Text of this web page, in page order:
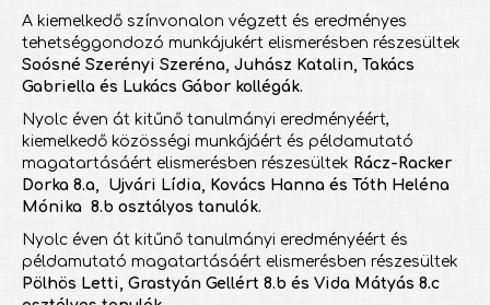
A kiemelkedő színvonalon végzett és eredményes
tehetséggondozó munkájukért elismerésben részesültek
Soósné Szerényi Szeréna, Juhász Katalin, Takács
Gabriella és Lukács Gábor kollégák.
Nyolc éven át kitűnő tanulmányi eredményéért,
kiemelkedő közösségi munkájáért és példamutató
magatartásáért elismerésben részesültek Rácz-Racker
Dorka 8.a, Ujvári Lídia, Kovács Hanna és Tóth Heléna
Mónika 8.b osztályos tanulók.
Nyolc éven át kitűnő tanulmányi eredményéért és
példamutató magatartásáért elismerésben részesültek
Pölhös Letti, Grastyán Gellért 8.b és Vida Mátyás 8.c